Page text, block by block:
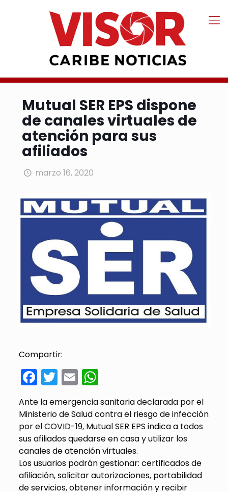
Mutual SER EPS dispone
de canales virtuales de
atención para sus
afiliados
marzo 16, 2020
Compartir:
Facebook
Twitter
EmailWhatsApp
Ante la emergencia sanitaria declarada por el
Ministerio de Salud contra el riesgo de infección
por el COVID-19, Mutual SER EPS indica a todos
sus afiliados quedarse en casa y utilizar los
canales de atención virtuales.
Los usuarios podrán gestionar: certificados de
afiliación, solicitar autorizaciones, portabilidad
de servicios, obtener información y recibir